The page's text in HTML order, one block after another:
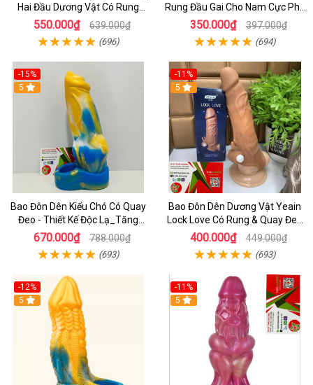
Hai Đầu Dương Vật Có Rung
Nhánh - dochoijapan.com
550.000₫ 639.000₫
(696)
Rung Đầu Gai Cho Nam Cực Phê
Tăng 4cm
350.000₫ 397.000₫
(694)
-15%
5
Bao Đôn Dên Kiểu Chó Có Quay
Đeo - Thiết Kế Độc Lạ_Tăng
Khoái Cảm Cực Đỉnh
670.000₫ 788.000₫
(693)
-11%
5
Bao Đôn Dên Dương Vật Yeain
Lock Love Có Rung & Quay Đeo
Đôn To Dương Vật Cho Nam
400.000₫ 449.000₫
(693)
-12%
5
-11%
5